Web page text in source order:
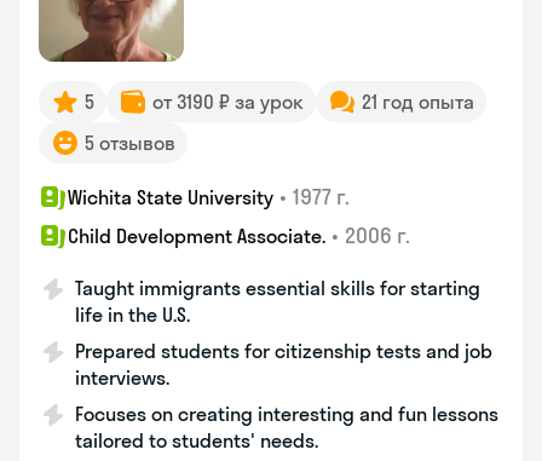
5 от 3190 ₽ за урок
21 год опыта
5 отзывов
Wichita State University • 1977 г.
Child Development Associate. • 2006 г.
Taught immigrants essential skills for starting
life in the U.S.
Prepared students for citizenship tests and job
interviews.
Focuses on creating interesting and fun lessons
tailored to students' needs.